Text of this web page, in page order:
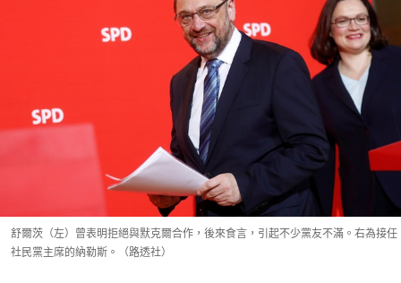
舒爾茨（左）曾表明拒絕與默克爾合作，後來食言，引起不少黨友不滿。右為接任
社民黨主席的納勒斯。（路透社）